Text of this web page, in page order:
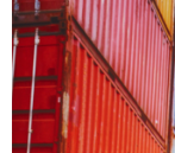
任。
４．使用「AFTEE先
時審查核予不同之上
請求用戶進行身份認證
５．嚴禁一人註冊多
恩沛科技股份有限公司